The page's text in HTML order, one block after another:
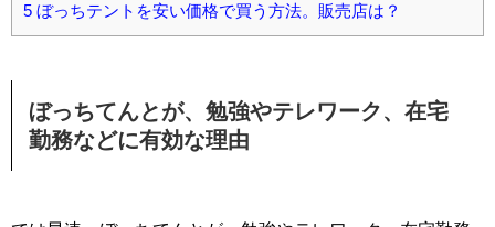
5 ぼっちテントを安い価格で買う方法。販売店は？
ぼっちてんとが、勉強やテレワーク、在宅
勤務などに有効な理由